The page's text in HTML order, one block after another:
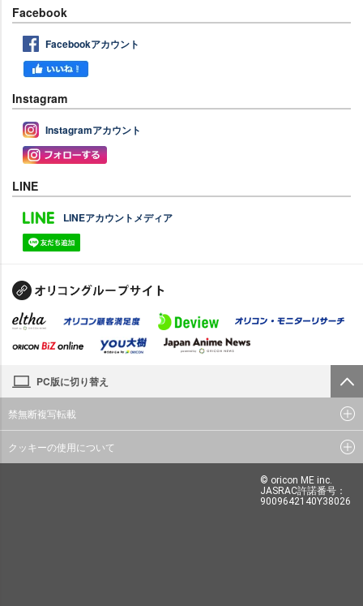
Facebook
Facebookアカウント
Instagram
Instagramアカウント
LINE
LINEアカウントメディア
PC版に切り替え
禁無断複写転載
クッキーの使用について
© oricon ME inc.
JASRAC許諾番号：
9009642140Y38026